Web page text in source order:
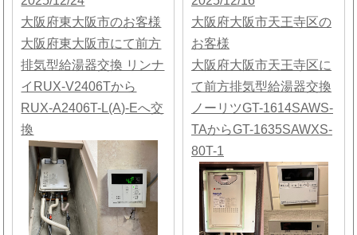
大阪府東大阪市のお客様
大阪府東大阪市にて前方
排気型給湯器交換 リンナ
イRUX-V2406Tから
RUX-A2406T-L(A)-Eへ交
換
大阪府大阪市天王寺区の
お客様
大阪府大阪市天王寺区に
て前方排気型給湯器交換
ノーリツGT-1614SAWS-
TAからGT-1635SAWXS-
80T-1